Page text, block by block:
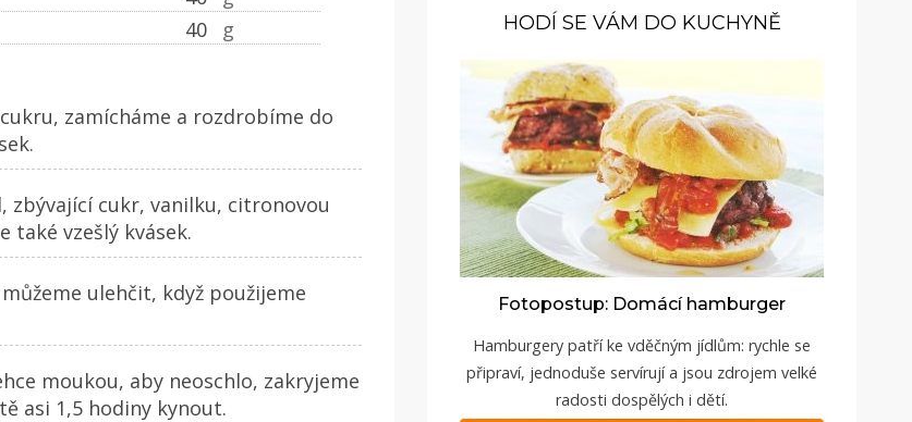
40 g
zamícháme a rozdrobíme do
zbývající cukr, vanilku, citronovou
také vzešlý kvásek.
ulehčit, když použijeme
moukou, aby neoschlo, zakryjeme
asi 1,5 hodiny kynout.
HODÍ SE VÁM DO KUCHYNĚ
Fotopostup: Domácí hamburger
Hamburgery patří ke vděčným jídlům: rychle se
připraví, jednoduše servírují a jsou zdrojem velké
radosti dospělých i dětí.